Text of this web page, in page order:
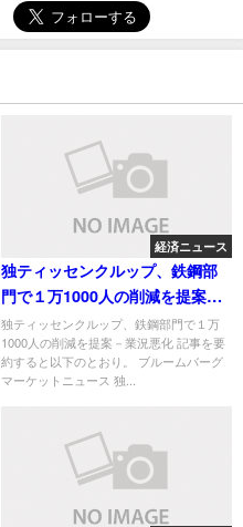
経済ニュース
独ティッセンクルップ、鉄鋼部
門で１万1000人の削減を提案－
業況悪化
独ティッセンクルップ、鉄鋼部門で１万
1000人の削減を提案－業況悪化 記事を要
約すると以下のとおり。 ブルームバーグ
マーケットニュース 独...